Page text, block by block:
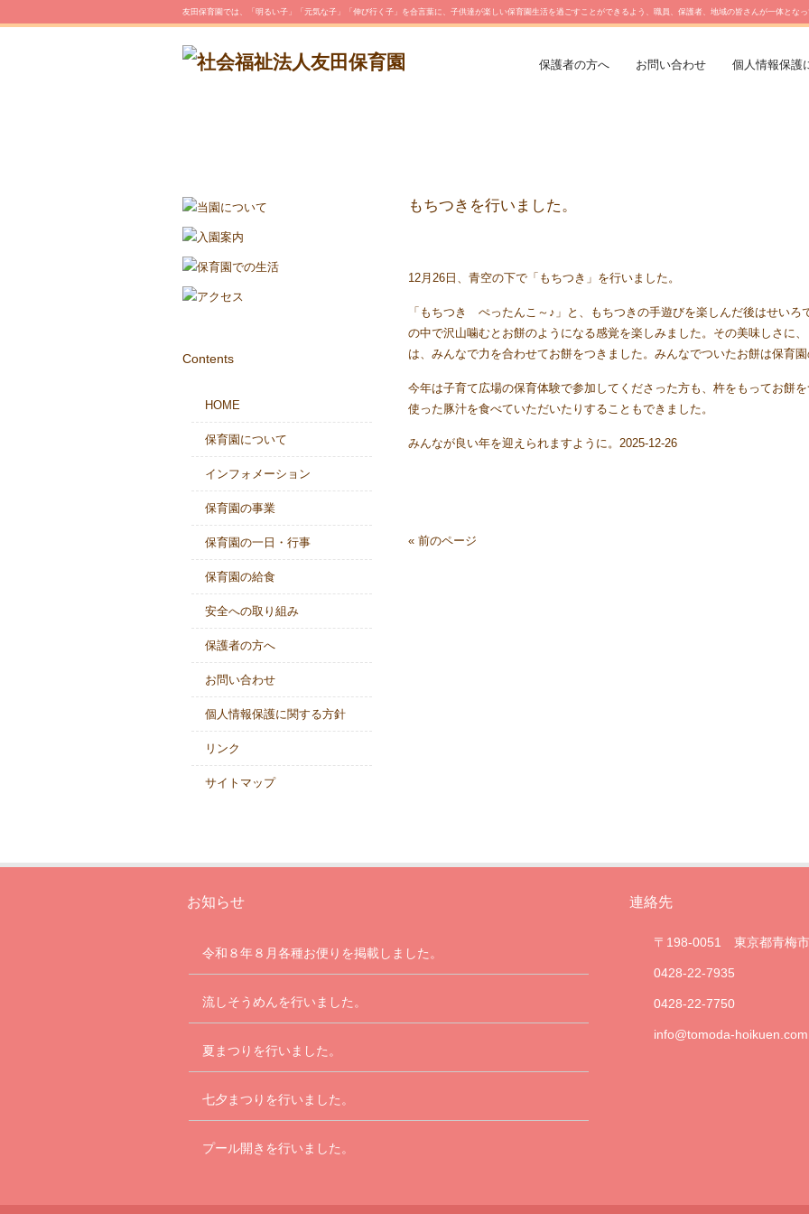
友田保育園では、「明るい子」「元気な子」「伸び行く子」を合言葉に、子供達が楽しい保育園生活を過ごすことができるよう、職員、保護者、地域の皆さんが一体となっ
保護者の方へ お問い合わせ 個人情報保護
もちつきを行いました。
12月26日、青空の下で「もちつき」を行いました。
「もちつき ぺったんこ～♪」と、もちつきの手遊びを楽しんだ後はせいろ
の中で沢山噛むとお餅のようになる感覚を楽しみました。その美味しさに
は、みんなで力を合わせてお餅をつきました。みんなでついたお餅は保育園
今年は子育て広場の保育体験で参加してくださった方も、杵をもってお餅
使った豚汁を食べていただいたりすることもできました。
みんなが良い年を迎えられますように。2025-12-26
« 前のページ
Contents
HOME
保育園について
インフォメーション
保育園の事業
保育園の一日・行事
保育園の給食
安全への取り組み
保護者の方へ
お問い合わせ
個人情報保護に関する方針
リンク
サイトマップ
お知らせ
令和８年８月各種お便りを掲載しました。
流しそうめんを行いました。
夏まつりを行いました。
七夕まつりを行いました。
プール開きを行いました。
連絡先
〒198-0051 東京都青梅
0428-22-7935
0428-22-7750
info@tomoda-hoikuen.com